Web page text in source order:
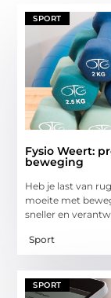
SPORT
Fysio Weert:
beweging
Heb je last van
moeite met
sneller en
Sport
SPORT